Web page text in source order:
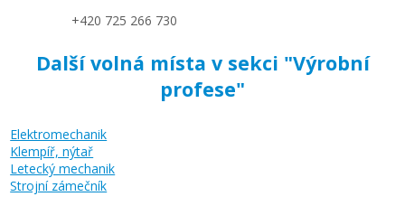
+420 725 266 730
Další volná místa v sekci "Výrobní
profese"
Elektromechanik
Klempíř, nýtař
Letecký mechanik
Strojní zámečník